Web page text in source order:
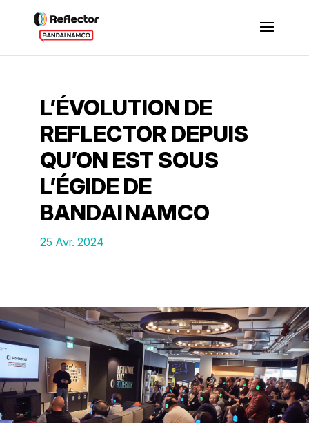
L’ÉVOLUTION DE
REFLECTOR DEPUIS
QU’ON EST SOUS
L’ÉGIDE DE
BANDAI NAMCO
25 Avr. 2024